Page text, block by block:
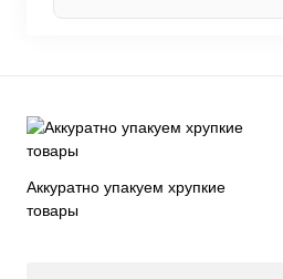
Аккуратно упакуем хрупкие
товары